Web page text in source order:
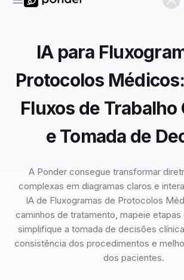
IA para
Protocolos
Fluxos de Trabalho
e Tomada de
A Ponder consegue transformar
complexas em diagramas claros e
IA de Fluxogramas de Protocolos
caminhos de tratamento, mapeie
simplifique a tomada de decisões
consistência dos procedimentos e
dos pacientes.